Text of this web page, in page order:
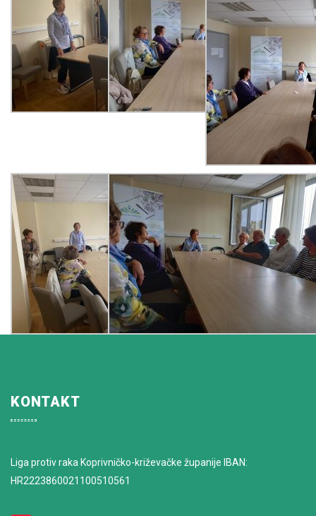
KONTAKT
Liga protiv raka Koprivničko-križevačke županije IBAN:
HR2223860021100510561